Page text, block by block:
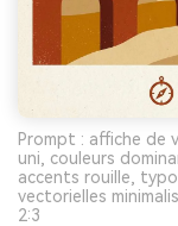
Prompt : affiche de
uni, couleurs
accents rouille,
vectorielles
2:3